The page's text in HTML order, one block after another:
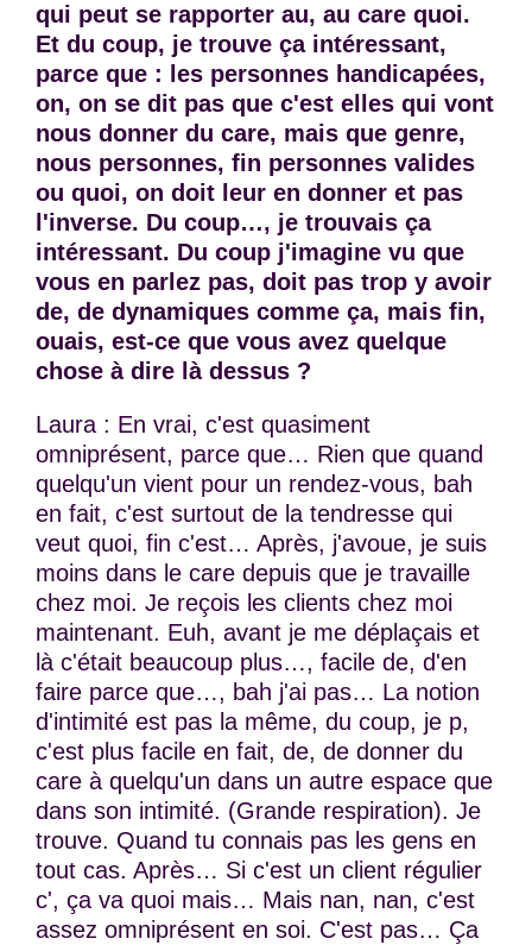
qui peut se rapporter au, au care quoi.
Et du coup, je trouve ça intéressant,
parce que : les personnes handicapées,
on, on se dit pas que c'est elles qui vont
nous donner du care, mais que genre,
nous personnes, fin personnes valides
ou quoi, on doit leur en donner et pas
l'inverse. Du coup…, je trouvais ça
intéressant. Du coup j'imagine vu que
vous en parlez pas, doit pas trop y avoir
de, de dynamiques comme ça, mais fin,
ouais, est-ce que vous avez quelque
chose à dire là dessus ?
Laura : En vrai, c'est quasiment
omniprésent, parce que… Rien que quand
quelqu'un vient pour un rendez-vous, bah
en fait, c'est surtout de la tendresse qui
veut quoi, fin c'est… Après, j'avoue, je suis
moins dans le care depuis que je travaille
chez moi. Je reçois les clients chez moi
maintenant. Euh, avant je me déplaçais et
là c'était beaucoup plus…, facile de, d'en
faire parce que…, bah j'ai pas… La notion
d'intimité est pas la même, du coup, je p,
c'est plus facile en fait, de, de donner du
care à quelqu'un dans un autre espace que
dans son intimité. (Grande respiration). Je
trouve. Quand tu connais pas les gens en
tout cas. Après… Si c'est un client régulier
c', ça va quoi mais… Mais nan, nan, c'est
assez omniprésent en soi. C'est pas… Ça